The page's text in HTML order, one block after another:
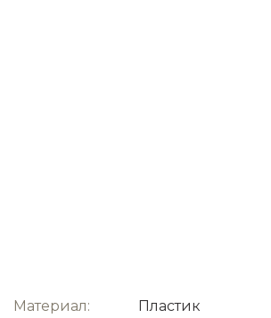
Материал:
Пластик